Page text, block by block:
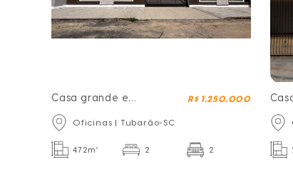
Casa grande e
mobiliada no bairro
Oficinas
R$ 1.250.000
Oficinas | Tubarão-SC
472m² 2 2